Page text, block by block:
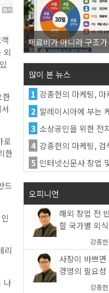
외
로
한
드
리
나
많이 본 뉴스
1 강종헌의 마케팅, 마케팅
2 말레이시아에 부는 케이푸드(K-
3 소상공인을 위한 전자출입명부
4 강종헌의 마케팅, 검색 엔진 최적화(SEO,
5 인터넷신문사 창업
오피니언
해외 창업 전
할 국가별 외
강종
사장이 바쁘
경영의 필요성
강종